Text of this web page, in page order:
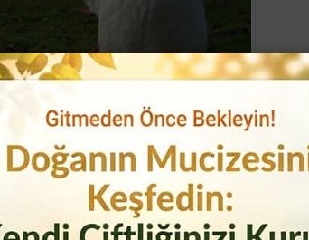
Bu çiftliklerde kazlar, uygun barınma,
doğal davranışlarına uygun bir çevre
önemlidir.